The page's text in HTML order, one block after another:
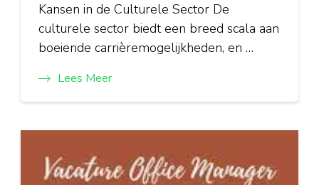
Kansen in de Culturele Sector De
culturele sector biedt een breed scala aan
boeiende carrièremogelijkheden, en …
Lees Meer